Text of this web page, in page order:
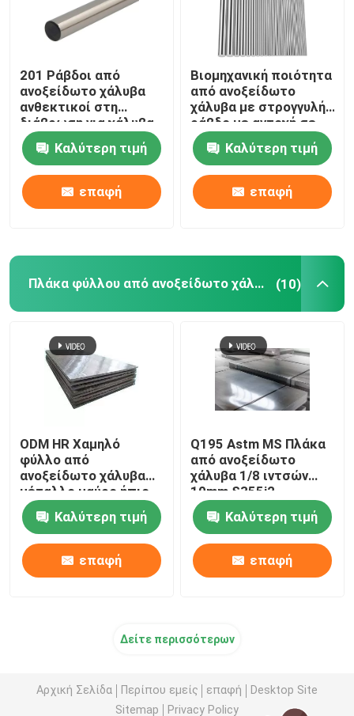
201 Ράβδοι από
ανοξείδωτο χάλυβα
ανθεκτικοί στη
διάβρωση για χάλυβα
ψυχρής μεταφοράς
Καλύτερη τιμή
επαφή
Βιομηχανική ποιότητα
από ανοξείδωτο
χάλυβα με στρογγυλή
ράβδο με αντοχή σε
υψηλές
θερμοκρασίες
Καλύτερη τιμή
επαφή
Πλάκα φύλλου από ανοξείδωτο χάλυβα (10)
ODM HR Χαμηλό
φύλλο από
ανοξείδωτο χάλυβα
μέταλλο μαύρο ήπιο
ASTM 5115 1,5 mm
Καλύτερη τιμή
επαφή
Q195 Astm MS Πλάκα
από ανοξείδωτο
χάλυβα 1/8 ιντσών
10mm S355j2
Καλύτερη τιμή
επαφή
Δείτε περισσότερων
Αρχική Σελίδα Περίπου εμείς επαφή
Desktop Site
Sitemap
Privacy Policy